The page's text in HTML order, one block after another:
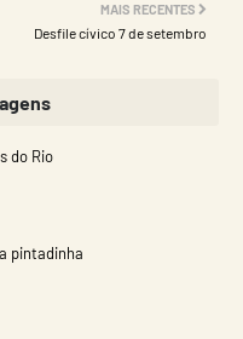
MAIS RECENTES
Desfile cívico 7 de setembro
do Rio
pintadinha